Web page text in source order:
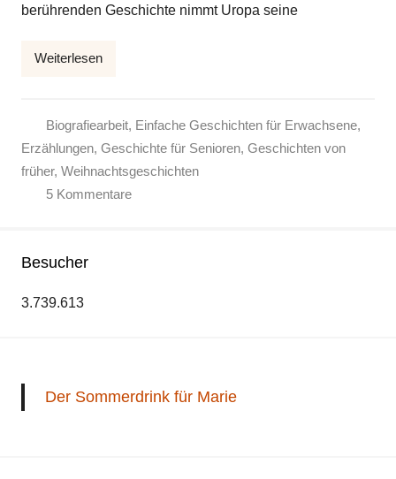
l
berührenden Geschichte nimmt Uropa seine
Weiterlesen
Biografiearbeit, Einfache Geschichten für Erwachsene,
Erzählungen, Geschichte für Senioren, Geschichten von
früher, Weihnachtsgeschichten
5 Kommentare
Besucher
3.739.613
Der Sommerdrink für Marie